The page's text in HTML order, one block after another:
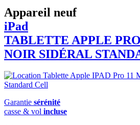
Appareil neuf
iPad
TABLETTE APPLE
NOIR SIDÉRAL
Garantie sérénité
casse & vol incluse